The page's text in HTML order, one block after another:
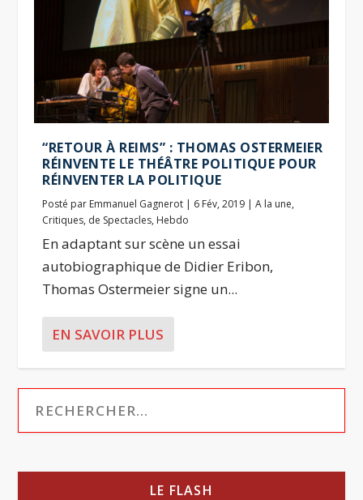
“RETOUR À REIMS” : THOMAS OSTERMEIER
RÉINVENTE LE THÉÂTRE POLITIQUE POUR
RÉINVENTER LA POLITIQUE
Posté par Emmanuel Gagnerot | 6 Fév, 2019 |A la une,
Critiques, de Spectacles, Hebdo
En adaptant sur scène un essai
autobiographique de Didier Eribon,
Thomas Ostermeier signe un...
EN SAVOIR PLUS
LE FLASH